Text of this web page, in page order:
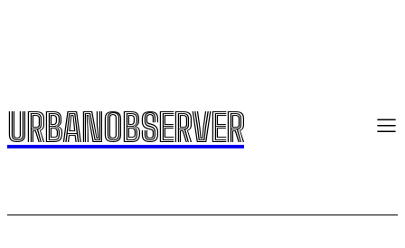
URBANOBSERVER